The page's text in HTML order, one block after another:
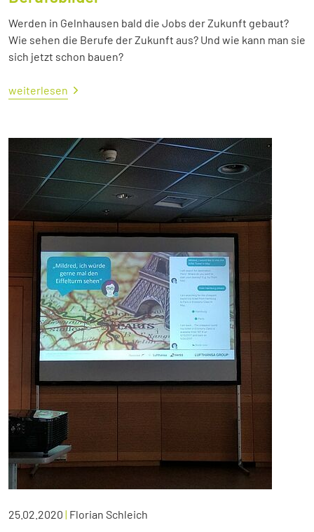
Werden in Gelnhausen bald die Jobs der Zukunft gebaut?
Wie sehen die Berufe der Zukunft aus? Und wie kann man sie
sich jetzt schon bauen?
weiterlesen
25.02.2020 | Florian Schleich